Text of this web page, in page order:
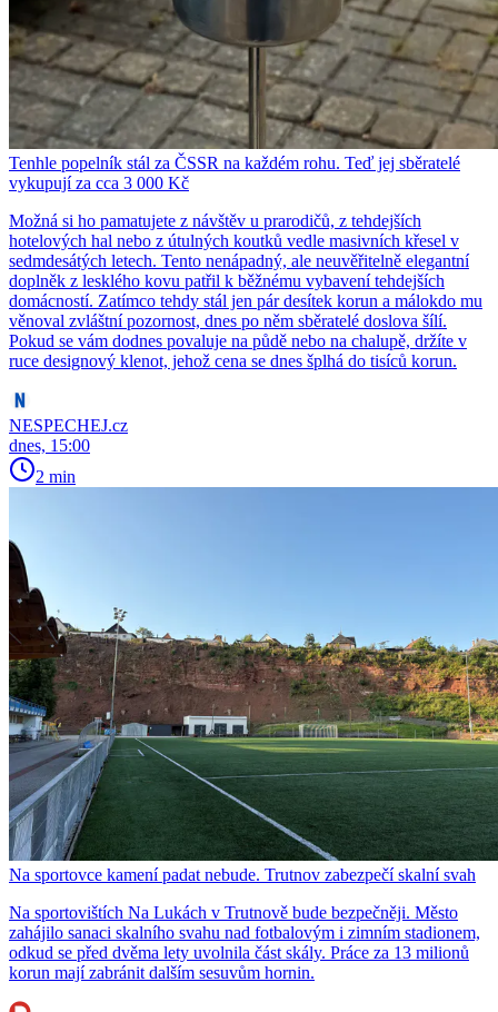
Tenhle popelník stál za ČSSR na každém rohu. Teď jej sběratelé
vykupují za cca 3 000 Kč
Možná si ho pamatujete z návštěv u prarodičů, z tehdejších
hotelových hal nebo z útulných koutků vedle masivních křesel v
sedmdesátých letech. Tento nenápadný, ale neuvěřitelně elegantní
doplněk z lesklého kovu patřil k běžnému vybavení tehdejších
domácností. Zatímco tehdy stál jen pár desítek korun a málokdo mu
věnoval zvláštní pozornost, dnes po něm sběratelé doslova šílí.
Pokud se vám dodnes povaluje na půdě nebo na chalupě, držíte v
ruce designový klenot, jehož cena se dnes šplhá do tisíců korun.
NESPECHEJ.cz
dnes, 15:00
2 min
Na sportovce kamení padat nebude. Trutnov zabezpečí skalní svah
Na sportovištích Na Lukách v Trutnově bude bezpečněji. Město
zahájilo sanaci skalního svahu nad fotbalovým i zimním stadionem,
odkud se před dvěma lety uvolnila část skály. Práce za 13 milionů
korun mají zabránit dalším sesuvům hornin.